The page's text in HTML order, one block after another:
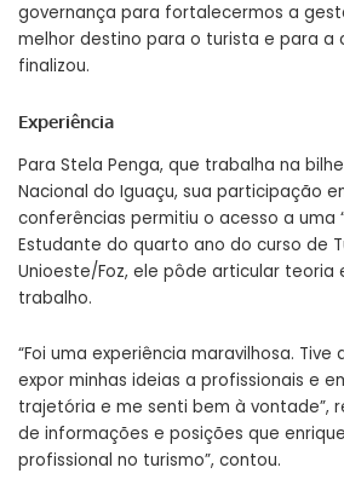
governança para fortalecermos a
melhor destino para o turista e para a
finalizou.
Experiência
Para Stela Penga, que trabalha na
Nacional do Iguaçu, sua participação
conferências permitiu o acesso a uma
Estudante do quarto ano do curso de
Unioeste/Foz, ele pôde articular teoria
trabalho.
“Foi uma experiência maravilhosa.
expor minhas ideias a profissionais e
trajetória e me senti bem à vontade”,
de informações e posições que
profissional no turismo”, contou.